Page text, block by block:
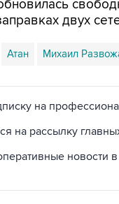
Атан Михаил
на рассылку
новости
ТЕМЕ